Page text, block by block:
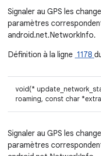
Signaler au GPS les
paramètres
android.net.NetworkInfo.
Définition à la ligne 1178
void(*
roaming, const char
Signaler au GPS les
paramètres